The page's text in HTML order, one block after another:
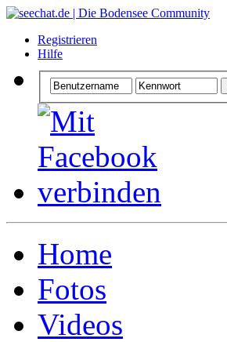
Registrieren
Hilfe
Home
Fotos
Videos